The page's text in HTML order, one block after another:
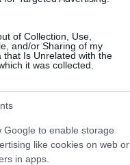
of Collection, Use,
and/or Sharing of my
that Is Unrelated with the
it was collected.
Google to enable storage
like cookies on web or
in apps.